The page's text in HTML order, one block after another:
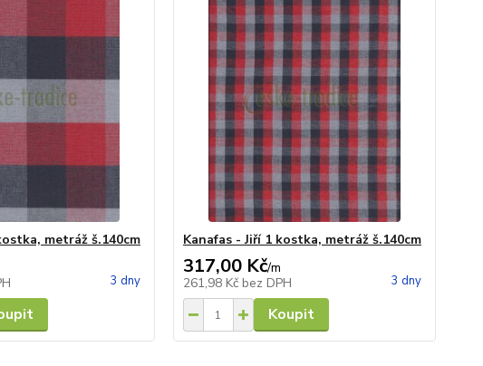
metráž š.140cm
3 dny
Kanafas - Jiří 1 kostka, metráž š.140cm
317,00 Kč/m
261,98 Kč bez DPH 3 dny
Koupit